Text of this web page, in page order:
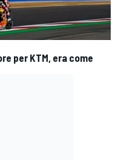
per KTM, era come